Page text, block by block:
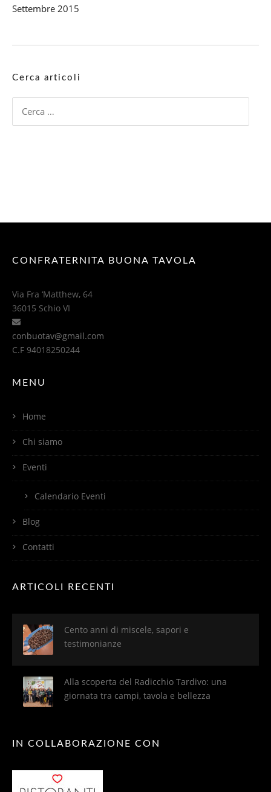
Settembre 2015
Cerca articoli
per:
CONFRATERNITA BUONA TAVOLA
Via Fra ‘Matthew, 64
36015 Schio VI
conbuotav@gmail.com
C.F 94018250244
MENU
Home
Chi siamo
Eventi
Calendario Eventi
Blog
Contatti
ARTICOLI RECENTI
Cento anni di miscele, sapori e
testimonianze
Alla scoperta del Radicchio Tardivo: una
giornata tra campi, tavola e bellezza
IN COLLABORAZIONE CON